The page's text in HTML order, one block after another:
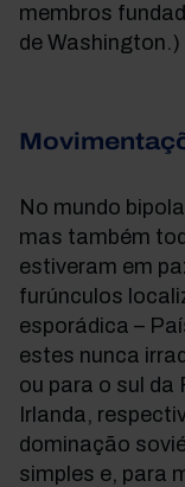
membros
de Washington.)
No mundo
mas também
estiveram em
furúnculos
esporádica –
estes nunca
ou para o sul da
Irlanda,
dominação
simples e, para